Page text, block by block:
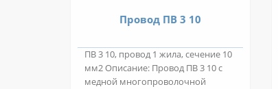
Провод ПВ 3 10
ПВ 3 10, провод 1 жила, сечение 10
мм2 Описание: Провод ПВ 3 10 с
медной многопроволочной